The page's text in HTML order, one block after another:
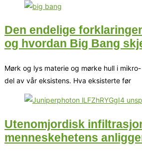
Den endelige
og hvordan Big Bang
Mørk og lys materie og mørke hull i
del av vår eksistens. Hva eksisterte før
Utenomjordisk
menneskehetens